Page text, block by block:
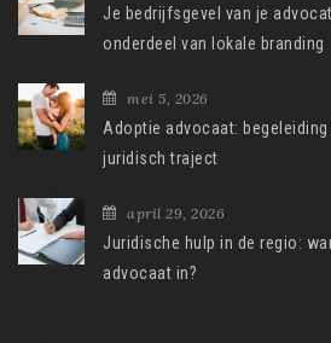
Je bedrijfsgevel van je
onderdeel van lokale branding
mei 5, 2026
Adoptie advocaat:
juridisch traject
april 29, 2026
Juridische hulp in de regio:
advocaat in?